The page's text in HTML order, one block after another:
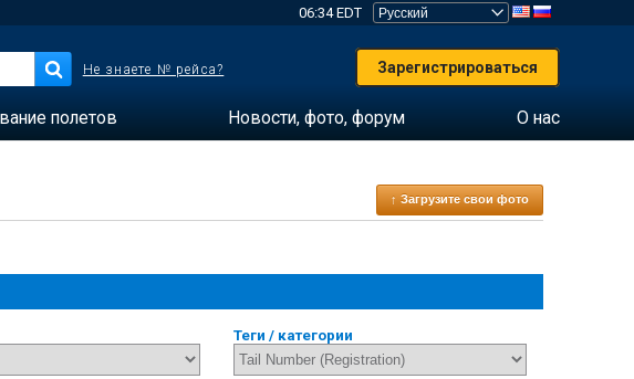
06:34 EDT
Не знаете № рейса? Зарегистрироваться
полетов Новости, фото, форум О нас
↑ Загрузите свои фото
Теги / категории